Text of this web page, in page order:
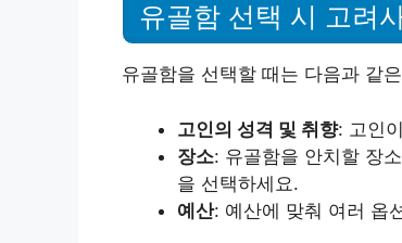
유골함 선택 시 고려
유골함을 선택할 때는 다음과 같
고인의 성격 및 취향: 고인
장소: 유골함을 안치할 장
을 선택하세요.
예산: 예산에 맞춰 여러 옵